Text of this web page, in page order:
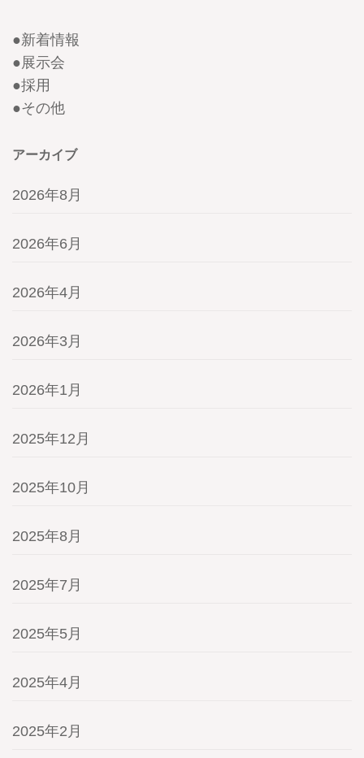
●新着情報
●展示会
●採用
●その他
アーカイブ
2026年8月
2026年6月
2026年4月
2026年3月
2026年1月
2025年12月
2025年10月
2025年8月
2025年7月
2025年5月
2025年4月
2025年2月